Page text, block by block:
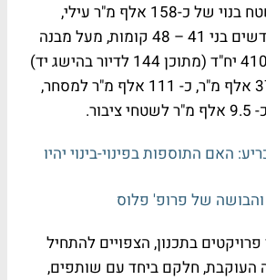
מעורב שימושים בשטח בנוי של כ-158 אלף מ"ר עילי,
שיכלול 3 מגדלים חדשים בני 41 – 48 קומות, מעל מבנה
לשימור, בהם יוקמו 410 יח"ד (מתוכן 144 לדיור בהישג יד)
בשטח כולל של כ- 37 אלף מ"ר, כ- 111 אלף מ"ר למסחר,
.
האם התוספות בפינוי-בינוי יהיו
והבושה של פרופ' פלוס
בתכנון, הצפויים להתחיל
העוקבת, חלקם ביחד עם שותפים,